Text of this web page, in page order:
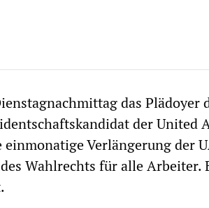
das Plädoyer
der United
Verlängerung der
Wahlrechts für alle Arbeiter.